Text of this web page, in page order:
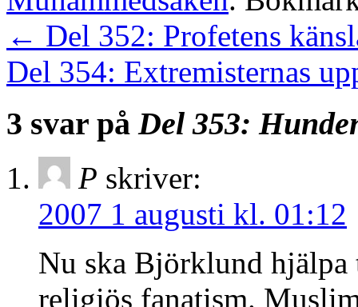
← Del 352: Profetens
Del 354: Extremisternas
3 svar på Del 353:
P skriver:
2007 1 augusti kl. 01:12
Nu ska Björklund
religiös fanatism.